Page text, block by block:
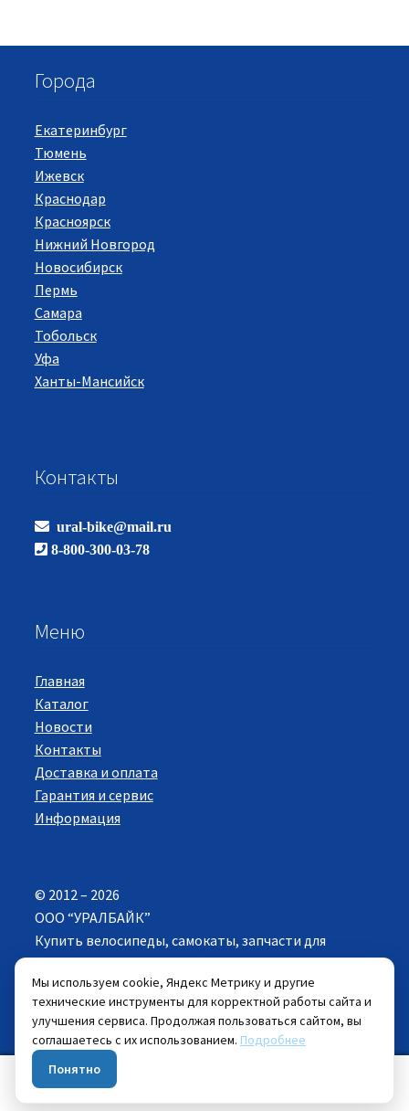
Города
Екатеринбург
Тюмень
Ижевск
Краснодар
Красноярск
Нижний Новгород
Новосибирск
Пермь
Самара
Тобольск
Уфа
Ханты-Мансийск
Контакты
ural-bike@mail.ru
8-800-300-03-78
Меню
Главная
Каталог
Новости
Контакты
Доставка и оплата
Гарантия и сервис
Информация
© 2012 – 2026
ООО “УРАЛБАЙК”
Купить велосипеды, самокаты, запчасти для
велосипедов в Екатеринбурге. Все права
защищены.
Цены указанные на сайте действуют при
самовывозе велосипеда из розничных магазинов.
Мы используем cookie, Яндекс Метрику и другие
технические инструменты для корректной работы сайта и
улучшения сервиса. Продолжая пользоваться сайтом, вы
соглашаетесь с их использованием. Подробнее
Понятно